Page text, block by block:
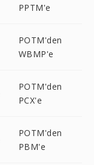
PPTM'e
POTM'den
WBMP'e
POTM'den
PCX'e
POTM'den
PBM'e